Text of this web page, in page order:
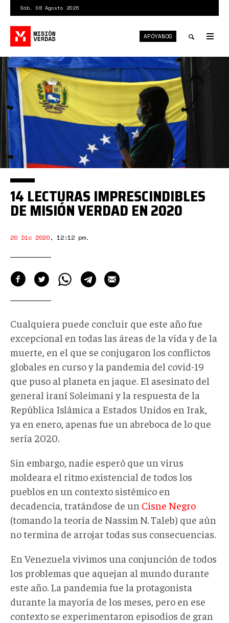
contenido
principal
Sáb. 08 Agosto 2026
Toggle
search
APÓYANOS
14 LECTURAS IMPRESCINDIBLES
DE MISIÓN VERDAD EN 2020
20 Dic 2020, 12:12 pm.
Cualquiera puede concluir que este año fue
excepcional en todas las áreas de la vida y de la
muerte, en el que se conjugaron los conflictos
globales en curso y la pandemia del covid-19
que puso al planeta en jaque. El asesinato del
general iraní Soleimani y la respuesta de la
República Islámica a Estados Unidos en Irak,
ya en enero, apenas fue un abreboca de lo que
sería 2020.
Sin embargo, nadie esperó que un virus
moldeara el ritmo existencial de todos los
pueblos en un contexto sistémico en
decadencia, tratándose de un Cisne Negro
(tomando la teoría de Nassim N. Taleb) que aún
no termina de arrojar todas sus consecuencias.
En Venezuela vivimos una conjunción de todos
los problemas que aquejan al mundo durante
este año. La pandemia fue la protagonista
durante la mayoría de los meses, pero en ese
contexto se experimentaron episodios de gran